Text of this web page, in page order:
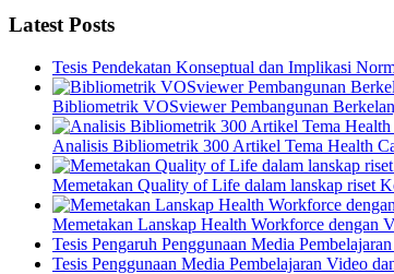
Latest Posts
Tesis Pendekatan Konseptual dan Implikasi
Bibliometrik VOSviewer Pembangunan
Analisis Bibliometrik 300 Artikel Tema Health
Memetakan Quality of Life dalam lanskap riset
Memetakan Lanskap Health Workforce dengan
Tesis Pengaruh Penggunaan Media
Tesis Penggunaan Media Pembelajaran Video